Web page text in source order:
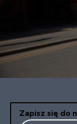
Zapisz się do